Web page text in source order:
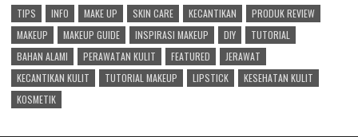
TIPS INFO MAKE UP SKIN CARE KECANTIKAN
PRODUK REVIEW
MAKEUP
MAKEUP GUIDE INSPIRASI MAKEUP DIY
TUTORIAL
BAHAN ALAMI
PERAWATAN KULIT FEATURED
JERAWAT
KECANTIKAN KULIT
TUTORIAL MAKEUP LIPSTICK
KESEHATAN KULIT
KOSMETIK